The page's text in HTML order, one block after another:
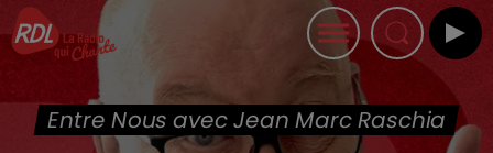
Entre Nous avec Jean Marc Raschia